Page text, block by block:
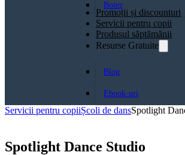
Botez
Promoții și discounturi
Servicii pentru copii
Produsul săptămănii
Resurse Gratuite
Blog
Ebook-uri
Servicii pentru copiiȘcoli de dansSpotlight
Spotlight Dance Studio